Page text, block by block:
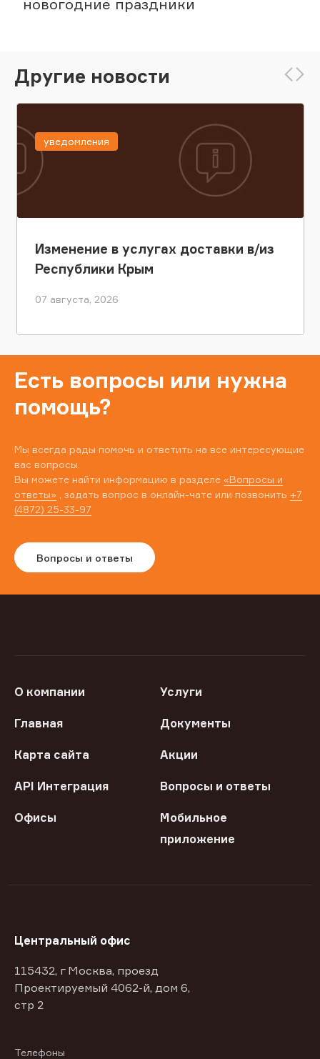
новогодние праздники
Другие новости
Изменение в услугах доставки в/из
Республики Крым
07 августа, 2026
уведомления
Есть вопросы или нужна
помощь?
Мы всегда рады помочь и ответить на все интересующие
вас вопросы.
Вы можете найти информацию в разделе «Вопросы и
ответы» , задать вопрос в онлайн-чате или позвонить +7
(4872) 25-33-97
Вопросы и ответы
О компании Услуги
Главная Документы
Карта сайта Акции
API Интеграция Вопросы и ответы
Офисы
Мобильное
приложение
Центральный офис
115432, г Москва, проезд
Проектируемый 4062-й, дом 6,
стр 2
Телефоны